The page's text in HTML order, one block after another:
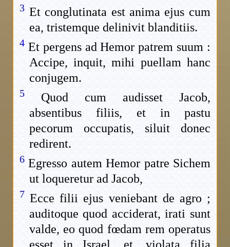
3 Et conglutinata est anima ejus cum
ea, tristemque delinivit blanditiis.
4 Et pergens ad Hemor patrem suum :
Accipe, inquit, mihi puellam hanc
conjugem.
5
Quod cum audisset Jacob,
absentibus filiis, et in pastu
pecorum occupatis, siluit donec
redirent.
6 Egresso autem Hemor patre Sichem
ut loqueretur ad Jacob,
7 Ecce filii ejus veniebant de agro ;
auditoque quod acciderat, irati sunt
valde, eo quod fœdam rem operatus